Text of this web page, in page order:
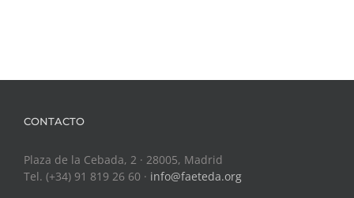
CONTACTO
Plaza de la Cebada, 2 · 28005, Madrid
Tel. (+34) 91 819 26 60 · info@faeteda.org